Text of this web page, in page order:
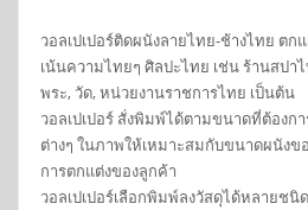
วอลเปเปอร์ติดผนังลายไทย-ช้างไทย ตก
เน้นความไทยๆ ศิลปะไทย เช่น ร้านสปา
พระ, วัด, หน่วยงานราชการไทย เป็นต้น
วอลเปเปอร์ สั่งพิมพ์ได้ตามขนาดที่ต้องก
ต่างๆ ในภาพให้เหมาะสมกับขนาดผนังข
การตกแต่งของลูกค้า
วอลเปเปอร์เลือกพิมพ์ลงวัสดุได้หลายช